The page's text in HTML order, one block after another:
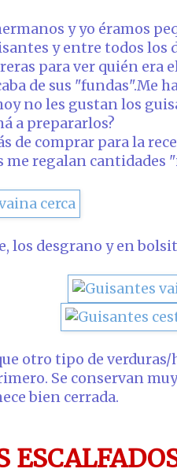
y yo éramos
y entre todos los
para ver quién era
de sus "fundas".Me
no les gustan los
a prepararlos?
de comprar para la
me regalan
los desgrano y en
otro tipo de verduras/
Se conservan
bien cerrada.